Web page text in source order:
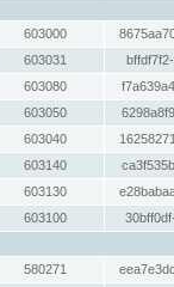
603000
603031
603080
603050
603040
603140
603130
603100
580271